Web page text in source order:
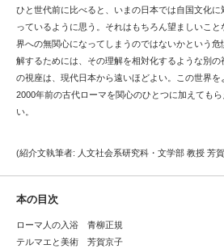
ひと世代前に比べると、いまの日本では自国文化に
っているように思う。それはもちろん望ましいこ
界への無関心になってしまうのではないかという
解するためには、その理解を相対化するような別
の視座は、現代日本から遠いほどよい。この世界を
2000年前の古代ローマを関心のひとつに加えても
い。
(紹介文執筆者: 人文社会系研究科・文学部 教授 芳
本の目次
ローマ人の入浴 青柳正規
テルマエと美術 芳賀京子